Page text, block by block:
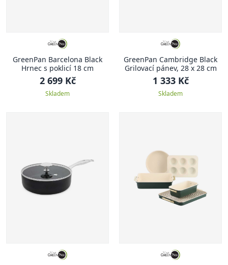
GreenPan Barcelona Black
Hrnec s poklicí 18 cm
2 699 Kč
Skladem
GreenPan Cambridge Black
Grilovací pánev, 28 x 28 cm
1 333 Kč
Skladem